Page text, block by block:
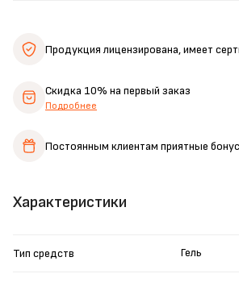
Характеристики
Тип средств Гель
Продукция лицензирована,имеет
Скидка 10% на первый заказ
Подробнее
Постоянным клиентам приятные